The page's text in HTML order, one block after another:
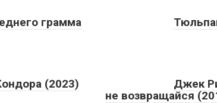
грамма
(2023)
Джек
не возвращайся